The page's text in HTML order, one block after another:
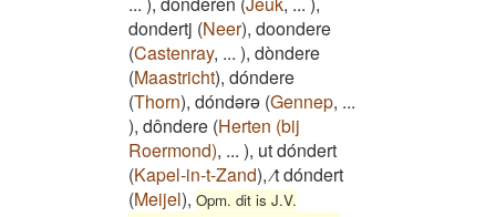
dondertj (Neer), doondere
(Castenray, ... ), dòndere
(Maastricht), dóndere
(Thorn), dóndərə (Gennep, ...
), dôndere (Herten (bij
Roermond), ... ), ut dóndert
(Kapel-in-t-Zand),⁄t dóndert
(Meijel), Opm. dit is J.V.